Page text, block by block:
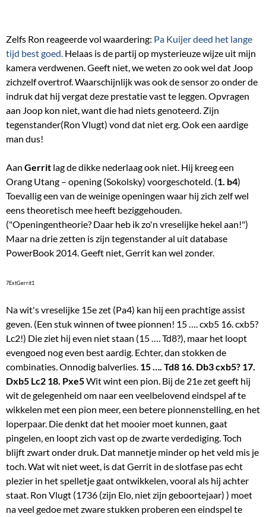
Zelfs Ron reageerde vol waardering: Pa Kuijer deed het lange
tijd best goed. Helaas is de partij op mysterieuze wijze uit mijn
kamera verdwenen. Geeft niet, we weten zo ook wel dat Joop
zichzelf overtrof. Waarschijnlijk was ook de sensor zo onder de
indruk dat hij vergat deze prestatie vast te leggen. Opvragen
aan Joop kon niet, want die had niets genoteerd. Zijn
tegenstander(Ron Vlugt) vond dat niet erg. Ook een aardige
man dus!
Aan Gerrit lag de dikke nederlaag ook niet. Hij kreeg een
Orang Utang – opening (Sokolsky) voorgeschoteld. (1. b4)
Toevallig een van de weinige openingen waar hij zich zelf wel
eens theoretisch mee heeft beziggehouden.
("Openingentheorie? Daar heb ik zo'n vreselijke hekel aan!")
Maar na drie zetten is zijn tegenstander al uit database
PowerBook 2014. Geeft niet, Gerrit kan wel zonder.
7ExtGerrit1
Na wit's vreselijke 15e zet (Pa4) kan hij een prachtige assist
geven. (Een stuk winnen of twee pionnen! 15 …. cxb5 16. cxb5?
Lc2!) Die ziet hij even niet staan (15 …. Td8?), maar het loopt
evengoed nog even best aardig. Echter, dan stokken de
combinaties. Onnodig balverlies. 15 …. Td8 16. Db3 cxb5? 17.
Dxb5 Lc2 18. Pxe5Wit wint een pion. Bij de 21e zet geeft hij
wit de gelegenheid om naar een veelbelovend eindspel af te
wikkelen met een pion meer, een betere pionnenstelling, en het
loperpaar. Die denkt dat het mooier moet kunnen, gaat
pingelen, en loopt zich vast op de zwarte verdediging. Toch
blijft zwart onder druk. Dat mannetje minder op het veld mis je
toch. Wat wit niet weet, is dat Gerrit in de slotfase pas echt
plezier in het spelletje gaat ontwikkelen, vooral als hij achter
staat. Ron Vlugt (1736 (zijn Elo, niet zijn geboortejaar) ) moet
na veel gedoe met zware stukken proberen een eindspel te